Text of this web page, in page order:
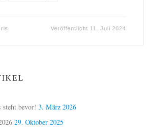
Veröffentlicht 11. Juli 2024
bevor! 3. März 2026
29. Oktober 2025